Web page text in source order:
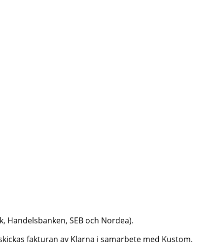
SEB och Nordea).
fakturan av Klarna i samarbete med Kustom.